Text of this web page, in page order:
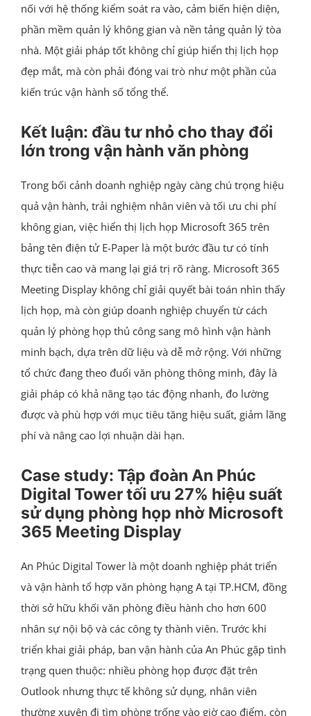
nối với hệ thống kiểm soát ra vào, cảm biến hiện diện,
phần mềm quản lý không gian và nền tảng quản lý tòa
nhà. Một giải pháp tốt không chỉ giúp hiển thị lịch họp
đẹp mắt, mà còn phải đóng vai trò như một phần của
kiến trúc vận hành số tổng thể.
Kết luận: đầu tư nhỏ cho thay đổi
lớn trong vận hành văn phòng
Trong bối cảnh doanh nghiệp ngày càng chú trọng hiệu
quả vận hành, trải nghiệm nhân viên và tối ưu chi phí
không gian, việc hiển thị lịch họp Microsoft 365 trên
bảng tên điện tử E-Paper là một bước đầu tư có tính
thực tiễn cao và mang lại giá trị rõ ràng. Microsoft 365
Meeting Display không chỉ giải quyết bài toán nhìn thấy
lịch họp, mà còn giúp doanh nghiệp chuyển từ cách
quản lý phòng họp thủ công sang mô hình vận hành
minh bạch, dựa trên dữ liệu và dễ mở rộng. Với những
tổ chức đang theo đuổi văn phòng thông minh, đây là
giải pháp có khả năng tạo tác động nhanh, đo lường
được và phù hợp với mục tiêu tăng hiệu suất, giảm lãng
phí và nâng cao lợi nhuận dài hạn.
Case study: Tập đoàn An Phúc
Digital Tower tối ưu 27% hiệu suất
sử dụng phòng họp nhờ Microsoft
365 Meeting Display
An Phúc Digital Tower là một doanh nghiệp phát triển
và vận hành tổ hợp văn phòng hạng A tại TP.HCM, đồng
thời sở hữu khối văn phòng điều hành cho hơn 600
nhân sự nội bộ và các công ty thành viên. Trước khi
triển khai giải pháp, ban vận hành của An Phúc gặp tình
trạng quen thuộc: nhiều phòng họp được đặt trên
Outlook nhưng thực tế không sử dụng, nhân viên
thường xuyên đi tìm phòng trống vào giờ cao điểm, còn